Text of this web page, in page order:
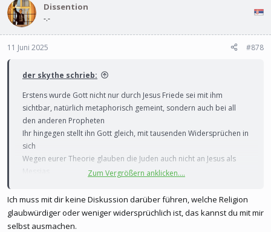
Dissention
-.-
11 Juni 2025 #878
der skythe schrieb:
Erstens wurde Gott nicht nur durch Jesus Friede sei mit ihm
sichtbar, natürlich metaphorisch gemeint, sondern auch bei all
den anderen Propheten
Ihr hingegen stellt ihn Gott gleich, mit tausenden Widersprüchen in
sich
Wegen eurer Theorie glauben die Juden auch nicht an Jesus als
Messias
Weil er laut eure Theorie für unsere Sünden gestorben sei und drei
Tage später wieder auferstanden sei
Doch laut der Tora stirbt der Messias nicht und schon gar nicht für
Zum Vergrößern anklicken....
Ich muss mit dir keine Diskussion darüber führen, welche Religion
glaubwürdiger oder weniger widersprüchlich ist, das kannst du mit mir
selbst ausmachen.